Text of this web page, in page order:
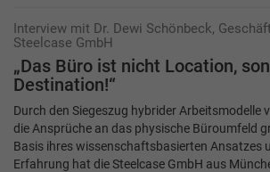
Interview mit Dr. Dewi Schönbeck,
Steelcase GmbH
„Das Büro ist nicht Location,
Destination!“
Durch den Siegeszug hybrider Arbeitsmodelle
die Ansprüche an das physische Büroumfeld
Basis ihres wissenschaftsbasierten Ansatzes
Erfahrung hat die Steelcase GmbH aus